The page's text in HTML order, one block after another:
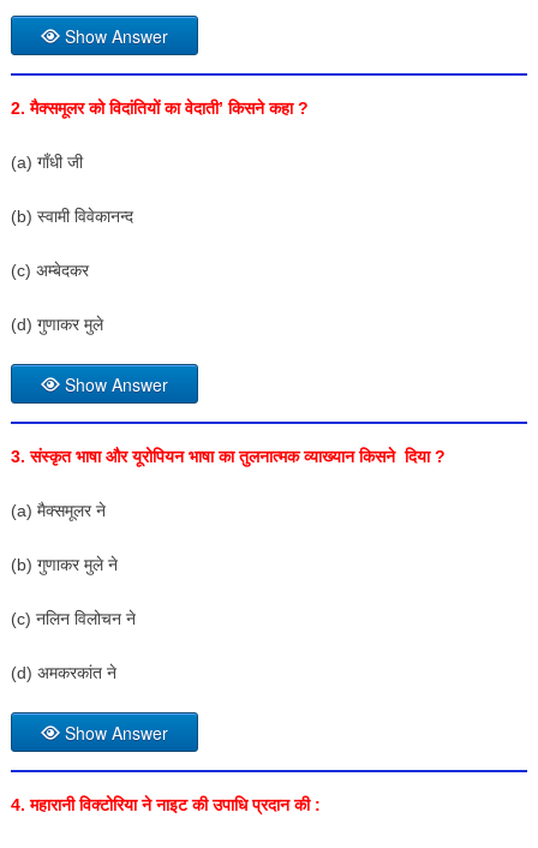
Show Answer
2. मैक्समूलर को विदांतियों का वेदाती’ किसने कहा ?
(a) गाँधी जी
(b) स्वामी विवेकानन्द
(c) अम्बेदकर
(d) गुणाकर मुले
Show Answer
3. संस्कृत भाषा और यूरोपियन भाषा का तुलनात्मक व्याख्यान किसने दिया ?
(a) मैक्समूलर ने
(b) गुणाकर मुले ने
(c) नलिन विलोचन ने
(d) अमकरकांत ने
Show Answer
4. महारानी विक्टोरिया ने नाइट की उपाधि प्रदान की :